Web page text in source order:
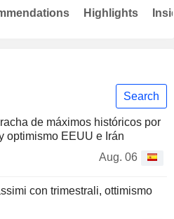
Search
de máximos históricos por
optimismo EEUU e Irán
Aug. 06
con trimestrali, ottimismo
Highlights